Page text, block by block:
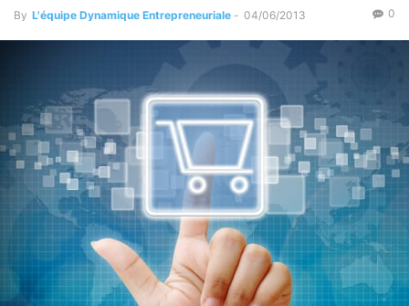
By L'équipe Dynamique Entrepreneuriale - 04/06/2013 0